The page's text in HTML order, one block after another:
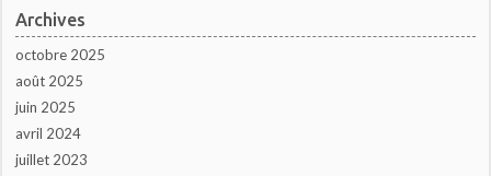
Archives
octobre 2025
août 2025
juin 2025
avril 2024
juillet 2023